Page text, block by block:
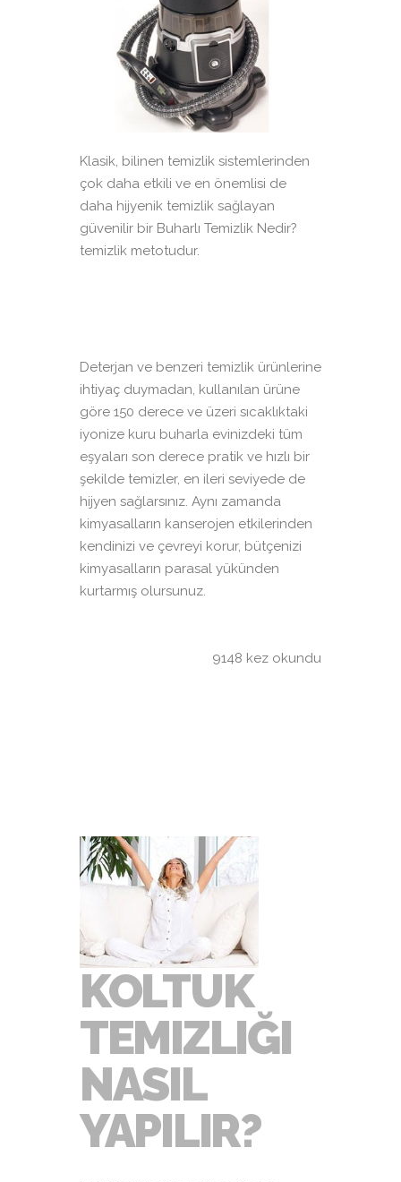
Klasik, bilinen temizlik sistemlerinden
çok daha etkili ve en önemlisi de
daha hijyenik temizlik sağlayan
güvenilir bir Buharlı Temizlik Nedir?
temizlik metotudur.
Deterjan ve benzeri temizlik ürünlerine
ihtiyaç duymadan, kullanılan ürüne
göre 150 derece ve üzeri sıcaklıktaki
iyonize kuru buharla evinizdeki tüm
eşyaları son derece pratik ve hızlı bir
şekilde temizler, en ileri seviyede de
hijyen sağlarsınız. Aynı zamanda
kimyasalların kanserojen etkilerinden
kendinizi ve çevreyi korur, bütçenizi
kimyasalların parasal yükünden
kurtarmış olursunuz.
9148 kez okundu
KOLTUK
TEMIZLIĞI
NASIL
YAPILIR?